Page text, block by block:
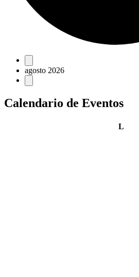
Eventos
agosto 2026
Calendario de Eventos
Llunes